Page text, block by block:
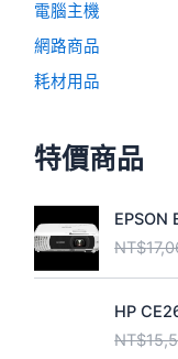
電腦主機
網路商品
耗材用品
特價商品
EPSON
NT$
HP
NT$